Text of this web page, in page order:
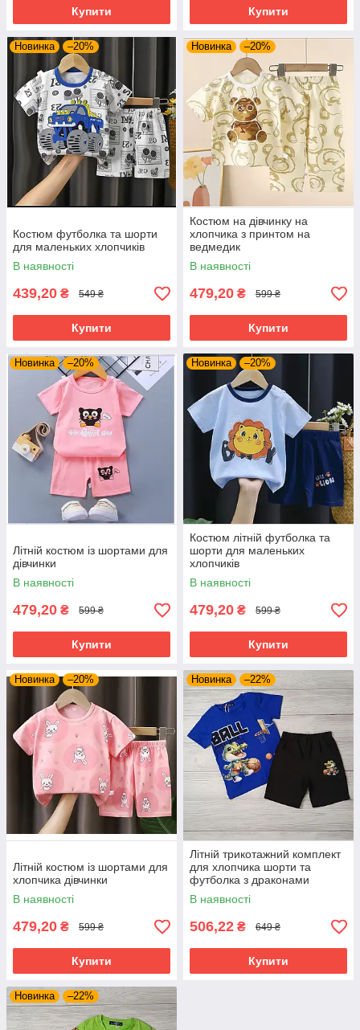
Купити Купити
Новинка –20%
Костюм футболка та шорти
для маленьких хлопчиків
В наявності
439,20 ₴ 549 ₴
Купити
Новинка –20%
Костюм на дівчинку на
хлопчика з принтом на
ведмедик
В наявності
479,20 ₴ 599 ₴
Купити
Новинка –20%
Літній костюм із шортами для
дівчинки
В наявності
479,20 ₴ 599 ₴
Купити
Новинка –20%
Костюм літній футболка та
шорти для маленьких
хлопчиків
В наявності
479,20 ₴ 599 ₴
Купити
Новинка –20%
Літній костюм із шортами для
хлопчика дівчинки
В наявності
479,20 ₴ 599 ₴
Купити
Новинка –22%
Літній трикотажний комплект
для хлопчика шорти та
футболка з драконами
В наявності
506,22 ₴ 649 ₴
Купити
Новинка –22%